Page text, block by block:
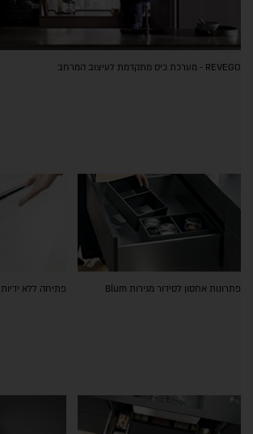
REVEGO - מערכת כיס מתקדמת לעיצוב המרחב
פתרונות אחסון לסידור מגירות Blum פתיחה ללא ידיות BLUM